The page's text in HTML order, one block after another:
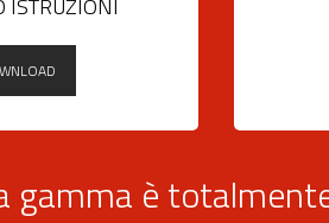
ISTRUZIONI
gamma è